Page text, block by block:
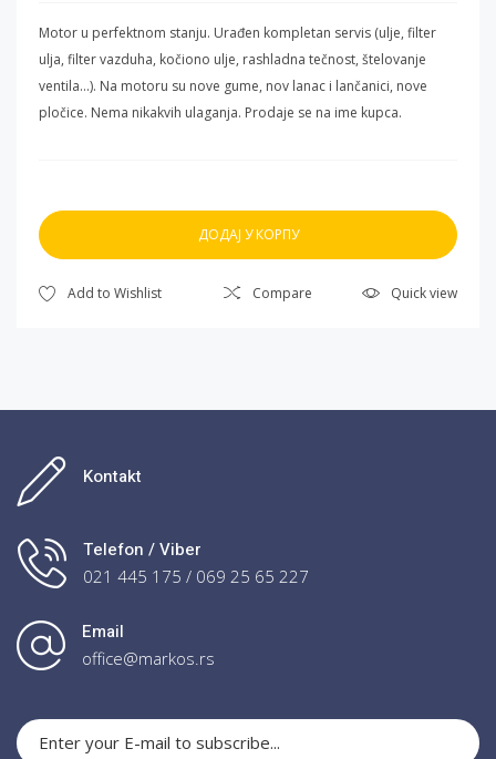
Motor u perfektnom stanju. Urađen kompletan servis (ulje, filter
ulja, filter vazduha, kočiono ulje, rashladna tečnost, štelovanje
ventila...). Na motoru su nove gume, nov lanac i lančanici, nove
pločice. Nema nikakvih ulaganja. Prodaje se na ime kupca.
ДОДАЈ У КОРПУ
Add to Wishlist Compare Quick view
Kontakt
Telefon / Viber
021 445 175 / 069 25 65 227
Email
office@markos.rs